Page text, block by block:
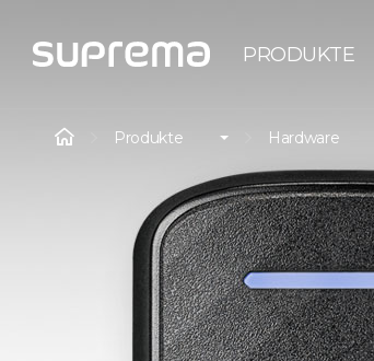
PRODUKTE
Produkte Hardware